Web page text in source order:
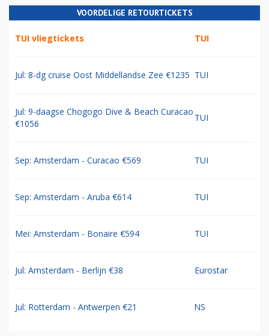
VOORDELIGE RETOURTICKETS
TUI vliegtickets TUI
Jul: 8-dg cruise Oost Middellandse Zee €1235 TUI
Jul: 9-daagse Chogogo Dive & Beach Curacao
€1056
TUI
Sep: Amsterdam - Curacao €569 TUI
Sep: Amsterdam - Aruba €614 TUI
Mei: Amsterdam - Bonaire €594 TUI
Jul: Amsterdam - Berlijn €38 Eurostar
Jul: Rotterdam - Antwerpen €21 NS